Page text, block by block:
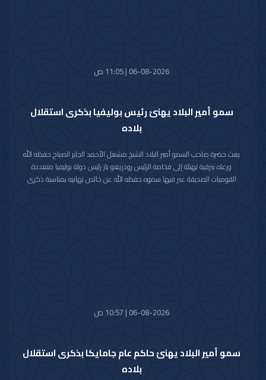
06-08-2026 | 11:05 ص
سمو أمير البلاد يهنئ رئيس بوليفيا بذكرى استقلال
بلاده
بعث حضرة صاحب السمو أمير البلاد الشيخ مشعل الأحمد الجابر الصباح حفظه الله
ورعاه ببرقية تهنئة إلى فخامة الرئيس رودريغو باز رئيس دولة بوليفيا متعددة
القوميات الصديقة عبر فيها سموه حفظه الله عن خالص تهانيه بمناسبة ذكرى
06-08-2026 | 10:57 ص
سمو أمير البلاد يهنئ حاكم عام جامايكا بذكرى استقلال
بلاده